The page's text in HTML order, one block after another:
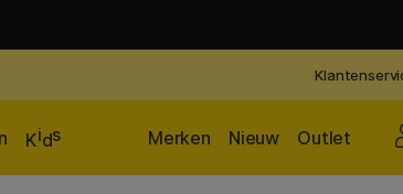
Kids Outlet
Nieuw
Merken